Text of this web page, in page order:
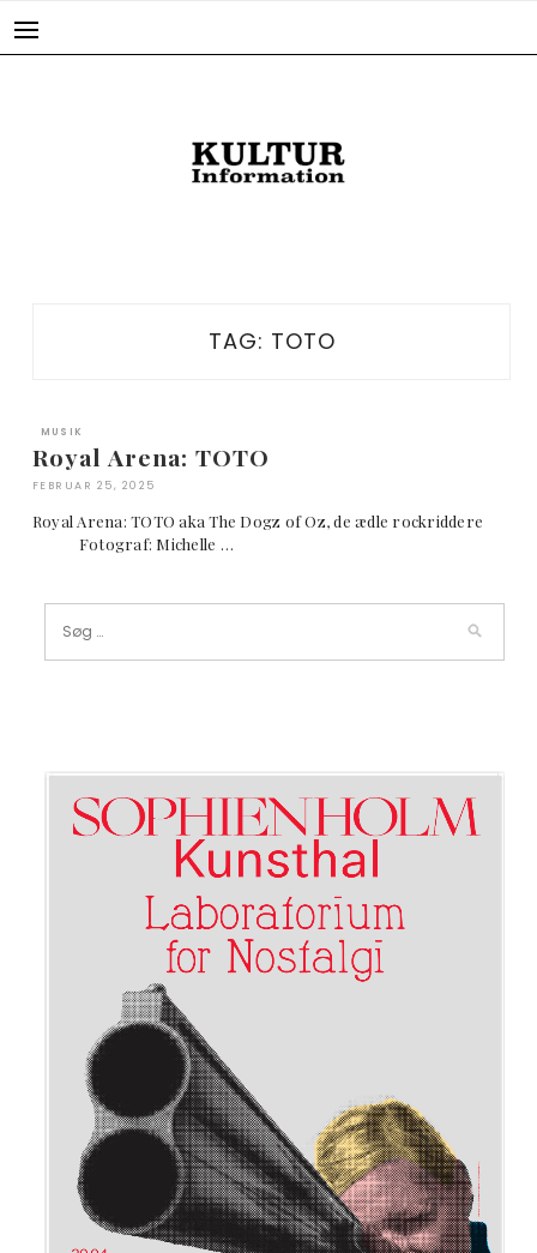
TAG: TOTO
MUSIK
Royal Arena: TOTO
FEBRUAR 25, 2025
Royal Arena: TOTO aka The Dogz of Oz, de ædle rockriddere
Fotograf: Michelle …